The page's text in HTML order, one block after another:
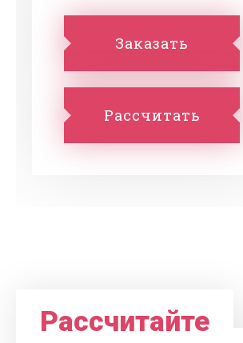
Заказать
Рассчитать
Рассчитайте